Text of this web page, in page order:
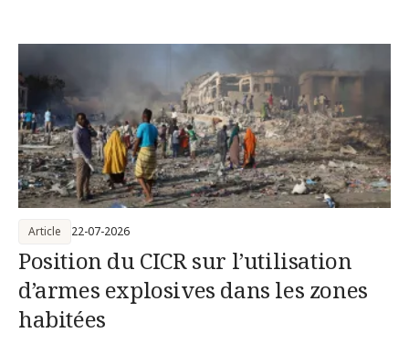
Position du CICR sur l’utilisation
d’armes explosives dans les zones
habitées
Article 22-07-2026